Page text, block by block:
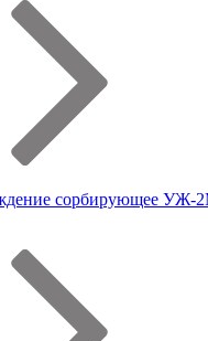
сорбирующее УЖ-